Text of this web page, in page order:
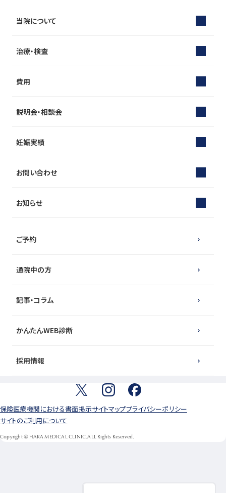
当院について
治療・検査
費用
説明会・相談会
妊娠実績
お問い合わせ
お知らせ
通院中の方
ご予約
記事・コラム
かんたんWEB診断
採用情報
保険医療機関における書面掲示サイトマッププライバシーポリシー
サイトのご利用について
Copyright © HARA MEDICAL CLINIC.ALL Rights Reserved.